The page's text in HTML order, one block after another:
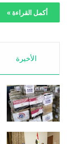
أكمل القراءة »
الأخيرة